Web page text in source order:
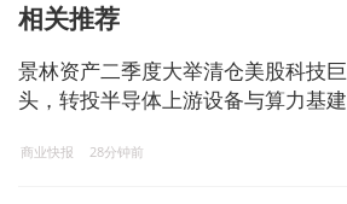
相关推荐
景林资产二季度大举清仓美股科技巨
头，转投半导体上游设备与算力基建
商业快报 28分钟前